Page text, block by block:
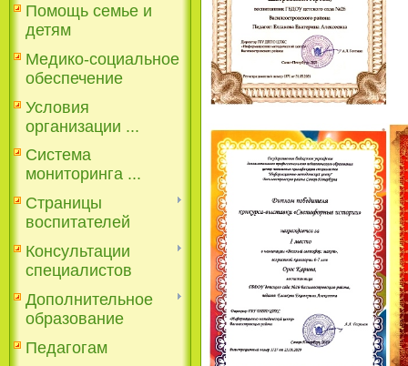
Помощь семье и
детям
Медико-социальное
обеспечение
Условия
организации ...
Система
мониторинга ...
Страницы
воспитателей
Консультации
специалистов
Дополнительное
образование
Педагогам